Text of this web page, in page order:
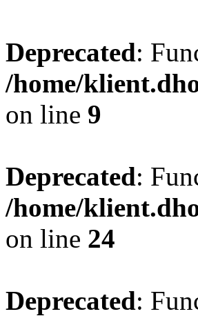
Deprecated:
/home/
on line 9
Deprecated:
/home/
on line 24
Deprecated: